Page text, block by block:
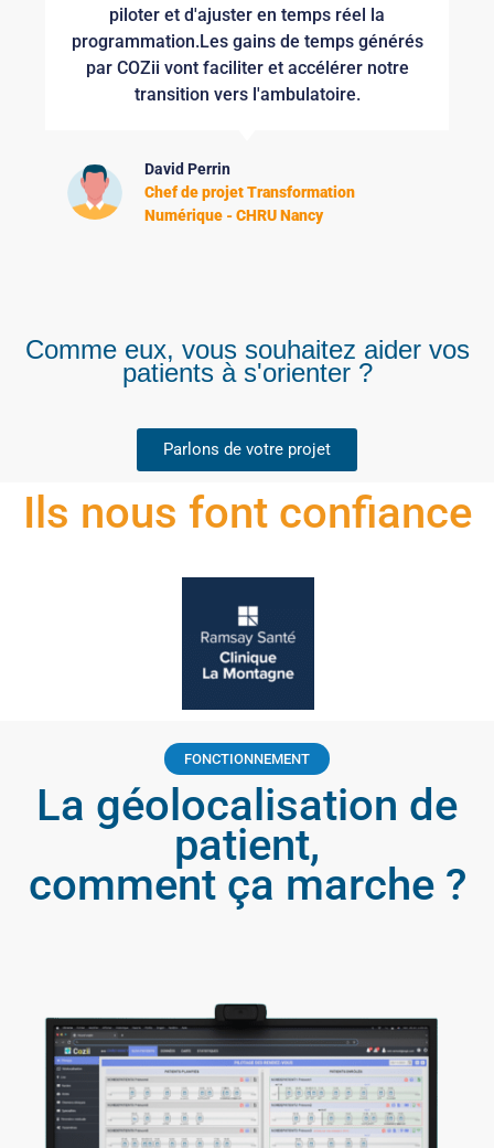
piloter et d'ajuster en temps réel la
programmation.​ Les gains de temps générés
par COZii vont faciliter et accélérer notre
transition vers l'ambulatoire.
David Perrin
Chef de projet Transformation
Numérique - CHRU Nancy
Comme eux, vous souhaitez aider vos
patients à s'orienter ?
Parlons de votre projet
Ils nous font confiance
FONCTIONNEMENT
La géolocalisation de
patient,
comment ça marche ?